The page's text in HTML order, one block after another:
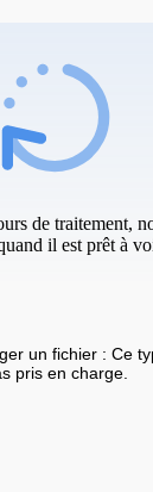
de traitement,
il est prêt à
un fichier : Ce
pris en charge.